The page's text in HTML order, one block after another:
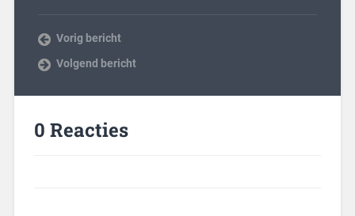
Vorig bericht
Volgend bericht
0 Reacties